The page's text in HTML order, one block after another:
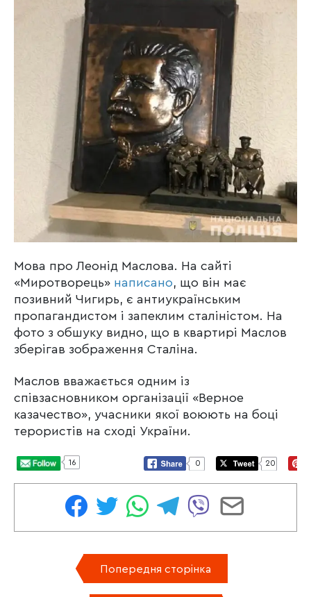
Мова про Леонід Маслова. На сайті
«Миротворець» написано, що він має
позивний Чигирь, є антиукраїнським
пропагандистом і запеклим сталіністом. На
фото з обшуку видно, що в квартирі Маслов
зберігав зображення Сталіна.
Маслов вважається одним із
співзасновником організації «Верное
казачество», учасники якої воюють на боці
терористів на сході України.
16 0 20
Попередня сторінка